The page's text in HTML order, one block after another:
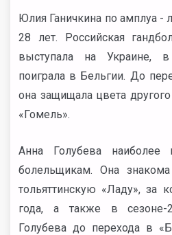
Юлия Ганичкина по амплуа -
28 лет. Российская
выступала на Украине,
поиграла в Бельгии. До
она защищала цвета
«Гомель».
Анна Голубева наиболее
болельщикам. Она
тольяттинскую «Ладу», за
года, а также в сезоне-
Голубева до перехода в